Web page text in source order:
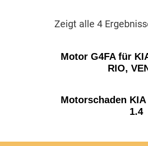
Zeigt alle 4
Motor G4FA für
RIO,
Motorschaden KIA
1.4